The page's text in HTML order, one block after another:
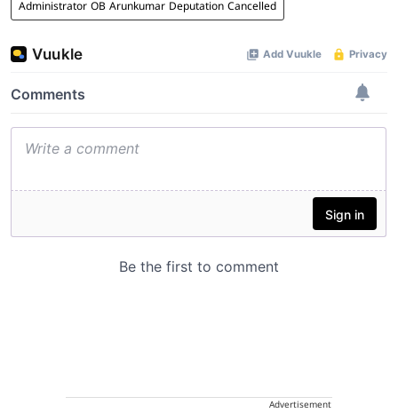
Administrator OB Arunkumar Deputation Cancelled
Advertisement